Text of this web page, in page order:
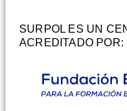
SURPOL ES UN
ACREDITADO POR: